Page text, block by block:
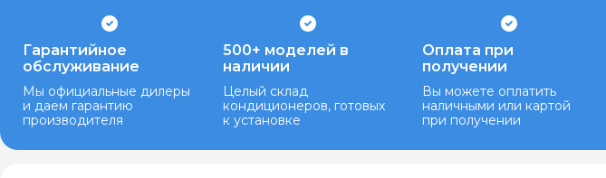
Гарантийное
обслуживание
Мы официальные дилеры
и даем гарантию
производителя
500+ моделей в
наличии
Целый склад
кондиционеров, готовых
к установке
Оплата при
получении
Вы можете оплатить
наличными или картой
при получении